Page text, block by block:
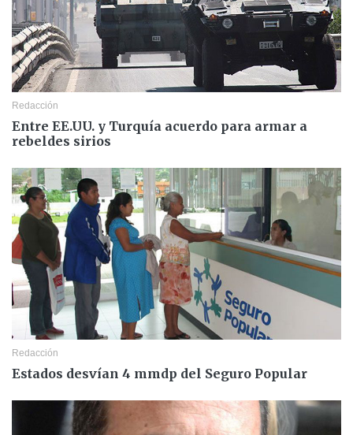
Redacción
Entre EE.UU. y Turquía acuerdo para armar a
rebeldes sirios
Redacción
Estados desvían 4 mmdp del Seguro Popular